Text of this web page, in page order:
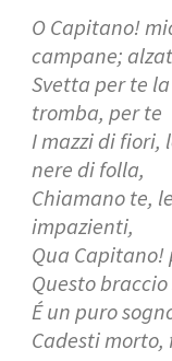
O Capitano!
campane;
Svetta per te
tromba, per te
I mazzi di fiori,
nere di folla,
Chiamano te,
impazienti,
Qua
Questo
É un puro
Cadesti